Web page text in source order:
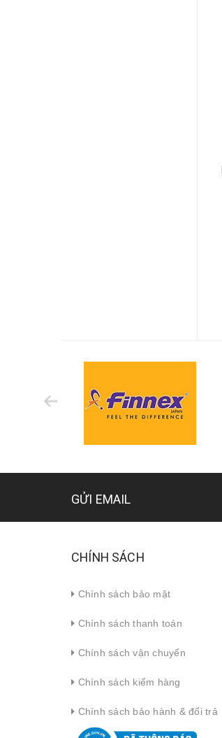
GỬI EMAIL
CHÍNH SÁCH
Chính sách bảo mật
Chính sách thanh toán
Chính sách vận chuyển
Chính sách kiểm hàng
Chính sách bảo hành & đổi trả